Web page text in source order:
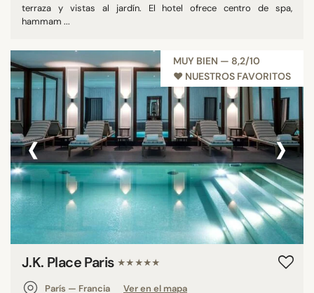
terraza y vistas al jardín. El hotel ofrece centro de spa,
hammam ...
MUY BIEN — 8,2/10
♥︎ NUESTROS FAVORITOS
‹ ›
J.K. Place Paris ★★★★★
París — Francia Ver en el mapa